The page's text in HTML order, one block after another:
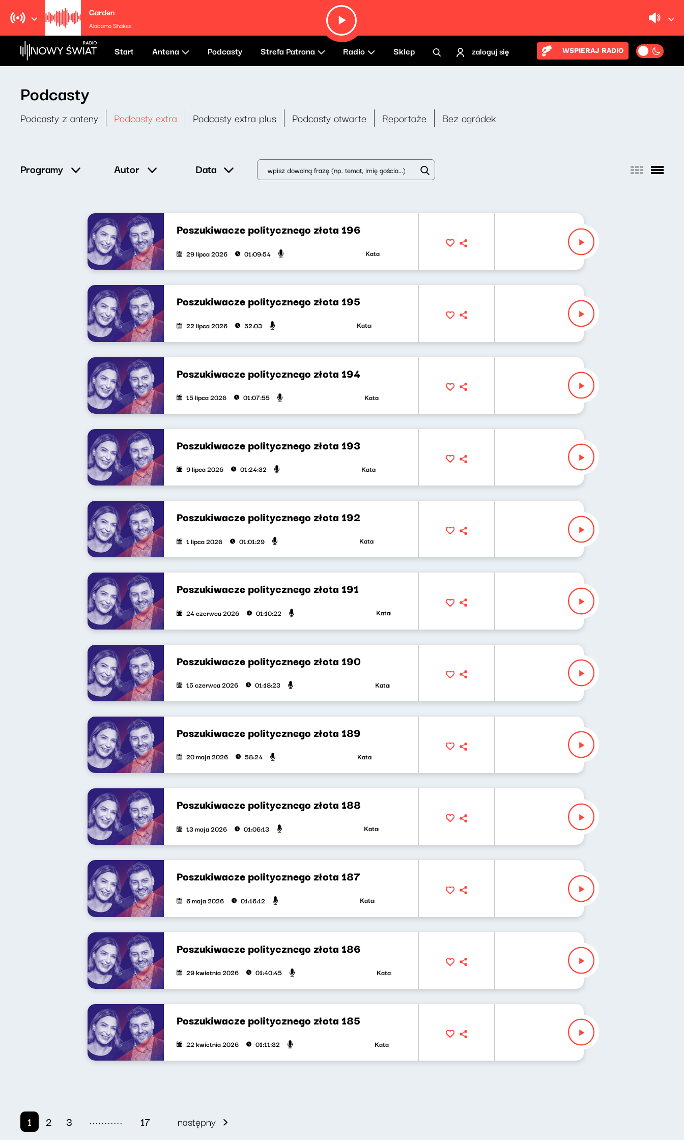
Garden
Alabama Shakes
Start Antena Podcasty Strefa Patrona Radio Sklep zaloguj się WSPIERAJ RADIO
Podcasty
Podcasty z anteny Podcasty extra Podcasty extra plus Podcasty otwarte Reportaże Bez ogródek
Programy Autor Data
Poszukiwacze politycznego złota 196
29 lipca 2026 01:09:54 Katarzyna Kasia, Klaudiusz Slezak
Poszukiwacze politycznego złota 195
22 lipca 2026 52:03 Katarzyna Kasia, Klaudiusz Slezak
Poszukiwacze politycznego złota 194
15 lipca 2026 01:07:55 Katarzyna Kasia, Klaudiusz Slezak
Poszukiwacze politycznego złota 193
9 lipca 2026 01:24:32 Katarzyna Kasia, Klaudiusz Slezak
Poszukiwacze politycznego złota 192
1 lipca 2026 01:01:29 Katarzyna Kasia, Klaudiusz Slezak
Poszukiwacze politycznego złota 191
24 czerwca 2026 01:10:22 Katarzyna Kasia, Klaudiusz Slezak
Poszukiwacze politycznego złota 190
15 czerwca 2026 01:18:23 Katarzyna Kasia, Klaudiusz Slezak
Poszukiwacze politycznego złota 189
20 maja 2026 58:24 Katarzyna Kasia, Klaudiusz Slezak
Poszukiwacze politycznego złota 188
13 maja 2026 01:06:13 Katarzyna Kasia, Klaudiusz Slezak
Poszukiwacze politycznego złota 187
6 maja 2026 01:16:12 Katarzyna Kasia, Klaudiusz Slezak
Poszukiwacze politycznego złota 186
29 kwietnia 2026 01:40:45 Katarzyna Kasia, Klaudiusz Slezak
Poszukiwacze politycznego złota 185
22 kwietnia 2026 01:11:32 Katarzyna Kasia, Klaudiusz Slezak
1 2 3 ........... 17 następny